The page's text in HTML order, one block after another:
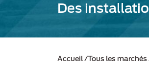
Des
Accueil Tous les marchés